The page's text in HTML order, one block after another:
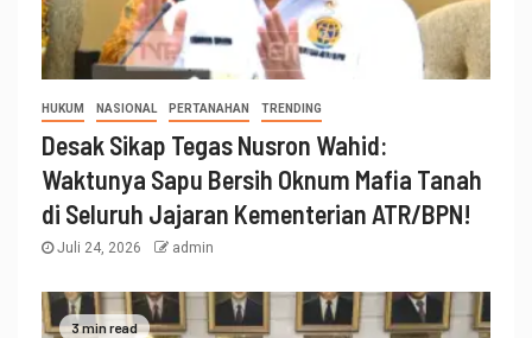
HUKUM NASIONAL PERTANAHAN TRENDING
Desak Sikap Tegas Nusron Wahid:
Waktunya Sapu Bersih Oknum Mafia Tanah
di Seluruh Jajaran Kementerian ATR/BPN!
Juli 24, 2026 admin
3 min read